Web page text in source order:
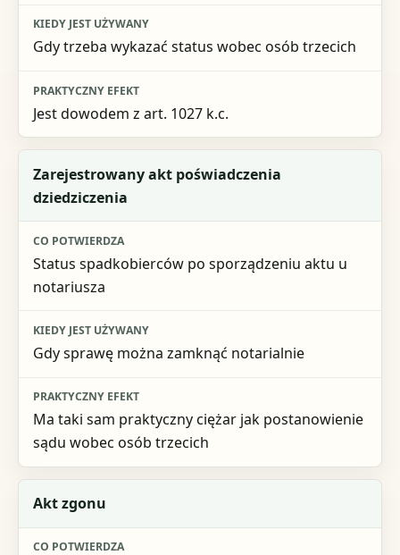
Gdy trzeba wykazać status wobec osób trzecich
Jest dowodem z art. 1027 k.c.
Zarejestrowany akt poświadczenia
dziedziczenia
Status spadkobierców po sporządzeniu aktu u
notariusza
Gdy sprawę można zamknąć notarialnie
Ma taki sam praktyczny ciężar jak postanowienie
sądu wobec osób trzecich
Akt zgonu